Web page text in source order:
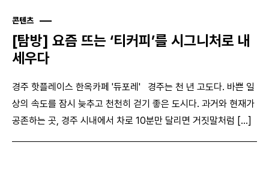
콘텐츠
[탐방] 요즘 뜨는 ‘티커피’를 시그니처로 내
세우다
경주 핫플레이스 한옥카페 '듀포레' 경주는 천 년 고도다. 바쁜 일
상의 속도를 잠시 늦추고 천천히 걷기 좋은 도시다. 과거와 현재가
공존하는 곳, 경주 시내에서 차로 10분만 달리면 거짓말처럼 [...]